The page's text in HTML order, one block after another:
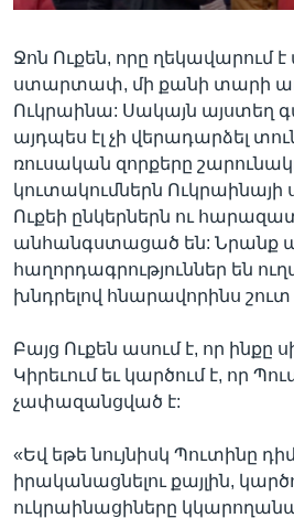
Ջոն Ուքեն, որը ղեկավարում է
ստարտափ, մի քանի տարի
Ուկրաինա: Սակայն այստեղ
այդպես էլ չի վերադարձել
ռուսական զորքերը
կուտակումներն
Ուքեի ընկերներն ու
անհանգստացած են: Նրանք
հաղորդագրություններ են
խնդրելով հնարավորինս
Բայց Ուքեն ասում է, որ ինքը
Կիրեւում եւ կարծում է, որ
չափազանցված է:
«Եվ եթե նույնիսկ Պուտինը
իրականացնելու քայլին,
ուկրաինացիները